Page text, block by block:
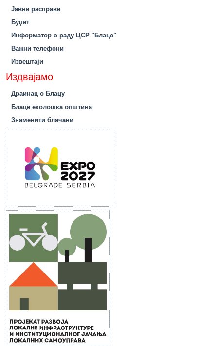
Јавне расправе
Буџет
Информатор о раду ЦСР "Блаце"
Важни телефони
Извештаји
Издвајамо
Драинац о Блацу
Блаце еколошка општина
Знаменити блачани